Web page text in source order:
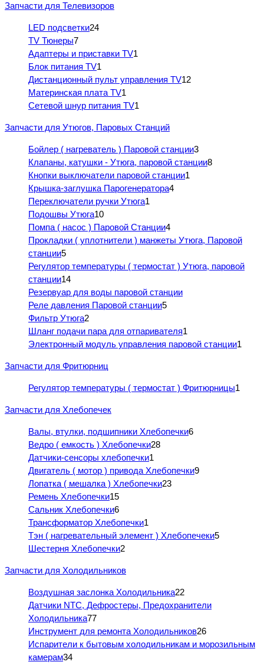
Запчасти для Телевизоров
LED подсветки24
TV Тюнеры7
Адаптеры и приставки TV1
Блок питания TV1
Дистанционный пульт управления TV12
Материнская плата TV1
Сетевой шнур питания TV1
Запчасти для Утюгов, Паровых Станций
Бойлер ( нагреватель ) Паровой станции3
Клапаны, катушки - Утюга, паровой станции8
Кнопки выключатели паровой станции1
Крышка-заглушка Парогенератора4
Переключатели ручки Утюга1
Подошвы Утюга10
Помпа ( насос ) Паровой Станции4
Прокладки ( уплотнители ) манжеты Утюга, Паровой
станции5
Регулятор температуры ( термостат ) Утюга, паровой
станции14
Резервуар для воды паровой станции
Реле давления Паровой станции5
Фильтр Утюга2
Шланг подачи пара для отпаривателя1
Электронный модуль управления паровой станции1
Запчасти для Фритюрниц
Регулятор температуры ( термостат ) Фритюрницы1
Запчасти для Хлебопечек
Валы, втулки, подшипники Хлебопечки6
Ведро ( емкость ) Хлебопечки28
Датчики-сенсоры хлебопечки1
Двигатель ( мотор ) привода Хлебопечки9
Лопатка ( мешалка ) Хлебопечки23
Ремень Хлебопечки15
Сальник Хлебопечки6
Трансформатор Хлебопечки1
Тэн ( нагревательный элемент ) Хлебопечеки5
Шестерня Хлебопечки2
Запчасти для Холодильников
Воздушная заслонка Холодильника22
Датчики NTC, Дефростеры, Предохранители
Холодильника77
Инструмент для ремонта Холодильников26
Испарители к бытовым холодильникам и морозильным
камерам34